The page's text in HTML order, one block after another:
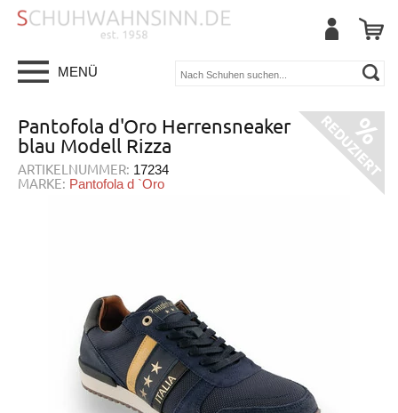
MENÜ
Pantofola d'Oro Herrensneaker
blau Modell Rizza
ARTIKELNUMMER: 17234
MARKE: Pantofola d `Oro